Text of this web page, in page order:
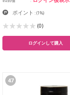
ポイント :(1%)
(0)
ログインして購入
47